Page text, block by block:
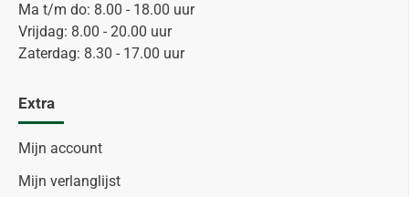
Ma t/m do: 8.00 - 18.00 uur
Vrijdag: 8.00 - 20.00 uur
Zaterdag: 8.30 - 17.00 uur
Extra
Mijn account
Mijn verlanglijst